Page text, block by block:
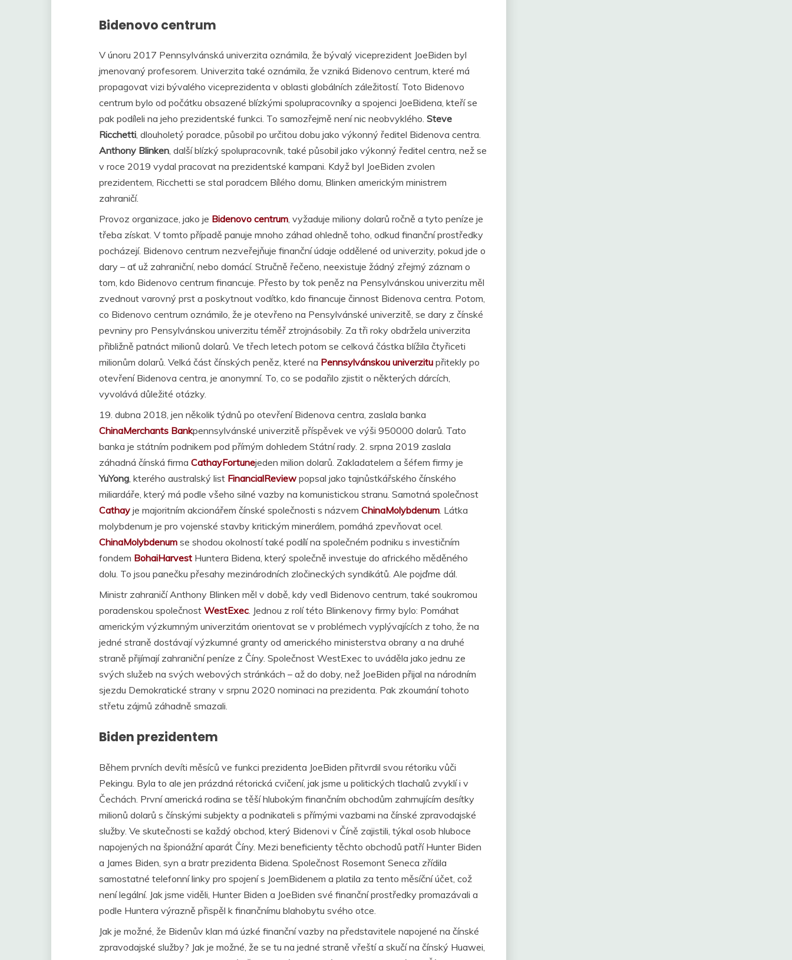
Bidenovo centrum
V únoru 2017 Pennsylvánská univerzita oznámila, že bývalý viceprezident JoeBiden byl
jmenovaný profesorem. Univerzita také oznámila, že vzniká Bidenovo centrum, které má
propagovat vizi bývalého viceprezidenta v oblasti globálních záležitostí. Toto Bidenovo
centrum bylo od počátku obsazené blízkými spolupracovníky a spojenci JoeBidena, kteří se
pak podíleli na jeho prezidentské funkci. To samozřejmě není nic neobvyklého. Steve
Ricchetti, dlouholetý poradce, působil po určitou dobu jako výkonný ředitel Bidenova centra.
Anthony Blinken, další blízký spolupracovník, také působil jako výkonný ředitel centra, než se
v roce 2019 vydal pracovat na prezidentské kampani. Když byl JoeBiden zvolen
prezidentem, Ricchetti se stal poradcem Bílého domu, Blinken americkým ministrem
zahraničí.
Provoz organizace, jako je Bidenovo centrum, vyžaduje miliony dolarů ročně a tyto peníze je
třeba získat. V tomto případě panuje mnoho záhad ohledně toho, odkud finanční prostředky
pocházejí. Bidenovo centrum nezveřejňuje finanční údaje oddělené od univerzity, pokud jde o
dary – ať už zahraniční, nebo domácí. Stručně řečeno, neexistuje žádný zřejmý záznam o
tom, kdo Bidenovo centrum financuje. Přesto by tok peněz na Pensylvánskou univerzitu měl
zvednout varovný prst a poskytnout vodítko, kdo financuje činnost Bidenova centra. Potom,
co Bidenovo centrum oznámilo, že je otevřeno na Pensylvánské univerzitě, se dary z čínské
pevniny pro Pensylvánskou univerzitu téměř ztrojnásobily. Za tři roky obdržela univerzita
přibližně patnáct milionů dolarů. Ve třech letech potom se celková částka blížila čtyřiceti
milionům dolarů. Velká část čínských peněz, které na Pennsylvánskou univerzitu přitekly po
otevření Bidenova centra, je anonymní. To, co se podařilo zjistit o některých dárcích,
vyvolává důležité otázky.
19. dubna 2018, jen několik týdnů po otevření Bidenova centra, zaslala banka
ChinaMerchants Bankpennsylvánské univerzitě příspěvek ve výši 950000 dolarů. Tato
banka je státním podnikem pod přímým dohledem Státní rady. 2. srpna 2019 zaslala
záhadná čínská firma CathayFortunejeden milion dolarů. Zakladatelem a šéfem firmy je
YuYong, kterého australský list FinancialReview popsal jako tajnůstkářského čínského
miliardáře, který má podle všeho silné vazby na komunistickou stranu. Samotná společnost
Cathay je majoritním akcionářem čínské společnosti s názvem ChinaMolybdenum. Látka
molybdenum je pro vojenské stavby kritickým minerálem, pomáhá zpevňovat ocel.
ChinaMolybdenum se shodou okolností také podílí na společném podniku s investičním
fondem BohaiHarvest Huntera Bidena, který společně investuje do afrického měděného
dolu. To jsou panečku přesahy mezinárodních zločineckých syndikátů. Ale pojďme dál.
Ministr zahraničí Anthony Blinken měl v době, kdy vedl Bidenovo centrum, také soukromou
poradenskou společnost WestExec. Jednou z rolí této Blinkenovy firmy bylo: Pomáhat
americkým výzkumným univerzitám orientovat se v problémech vyplývajících z toho, že na
jedné straně dostávají výzkumné granty od amerického ministerstva obrany a na druhé
straně přijímají zahraniční peníze z Číny. Společnost WestExec to uváděla jako jednu ze
svých služeb na svých webových stránkách – až do doby, než JoeBiden přijal na národním
sjezdu Demokratické strany v srpnu 2020 nominaci na prezidenta. Pak zkoumání tohoto
střetu zájmů záhadně smazali.
Biden prezidentem
Během prvních devíti měsíců ve funkci prezidenta JoeBiden přitvrdil svou rétoriku vůči
Pekingu. Byla to ale jen prázdná rétorická cvičení, jak jsme u politických tlachalů zvyklí i v
Čechách. První americká rodina se těší hlubokým finančním obchodům zahrnujícím desítky
milionů dolarů s čínskými subjekty a podnikateli s přímými vazbami na čínské zpravodajské
služby. Ve skutečnosti se každý obchod, který Bidenovi v Číně zajistili, týkal osob hluboce
napojených na špionážní aparát Číny. Mezi beneficienty těchto obchodů patří Hunter Biden
a James Biden, syn a bratr prezidenta Bidena. Společnost Rosemont Seneca zřídila
samostatné telefonní linky pro spojení s JoemBidenem a platila za tento měsíční účet, což
není legální. Jak jsme viděli, Hunter Biden a JoeBiden své finanční prostředky promazávali a
podle Huntera výrazně přispěl k finančnímu blahobytu svého otce.
Jak je možné, že Bidenův klan má úzké finanční vazby na představitele napojené na čínské
zpravodajské služby? Jak je možné, že se tu na jedné straně vřeští a skučí na čínský Huawei,